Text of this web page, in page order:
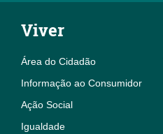
Viver
Área do Cidadão
Informação ao Consumidor
Ação Social
Igualdade